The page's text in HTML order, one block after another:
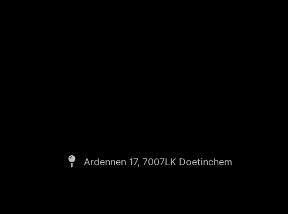
Ardennen 17, 7007LK Doetinchem